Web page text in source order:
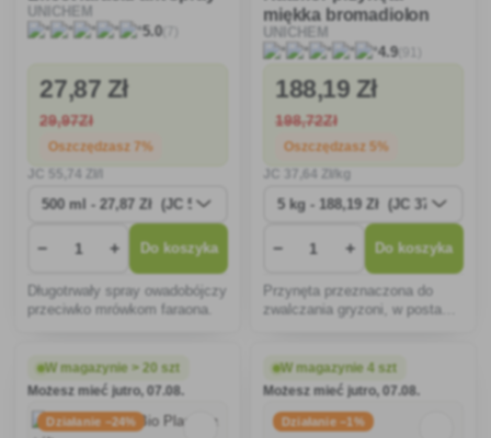
UNICHEM
5.0(7)
27,87 Zł
29,97Zł
Oszczędzasz 7%
− + Do koszyka
Długotrwały spray owadobójczy
przeciwko mrówkom faraona.
miękka bromadiolon
UNICHEM
4.9(91)
188,19 Zł
198,72Zł
Oszczędzasz 5%
,64 Zł/kg
− + Do koszyka
Przynęta przeznaczona do
zwalczania gryzoni, w postaci
filtracyjnej).
W magazynie > 20 szt
Możesz mieć jutro, 07.08.
Działanie −24%
W magazynie 4 szt
Możesz mieć jutro, 07.08.
Działanie −1%